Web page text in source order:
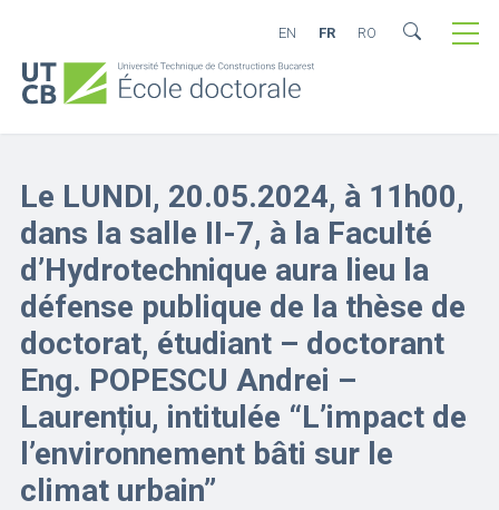
EN FR RO
Le LUNDI, 20.05.2024, à 11h00,
dans la salle II-7, à la Faculté
d’Hydrotechnique aura lieu la
défense publique de la thèse de
doctorat, étudiant – doctorant
Eng. POPESCU Andrei –
Laurențiu, intitulée “L’impact de
l’environnement bâti sur le
climat urbain”